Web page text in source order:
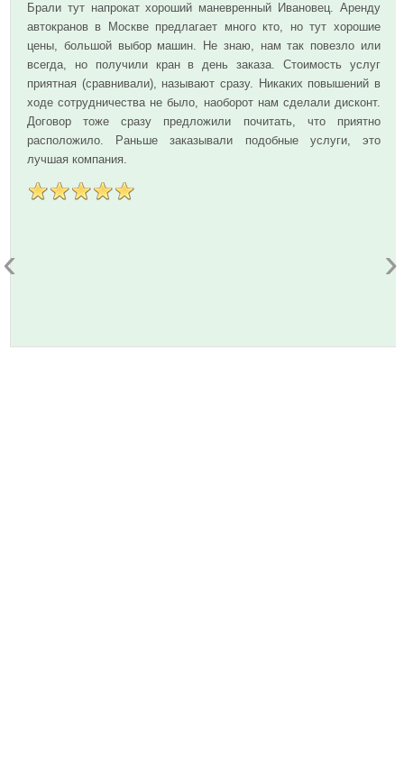
Брали тут напрокат хороший маневренный Ивановец. Аренду
автокранов в Москве предлагает много кто, но тут хорошие
цены, большой выбор машин. Не знаю, нам так повезло или
всегда, но получили кран в день заказа. Стоимость услуг
приятная (сравнивали), называют сразу. Никаких повышений в
ходе сотрудничества не было, наоборот нам сделали дисконт.
Договор тоже сразу предложили почитать, что приятно
расположило. Раньше заказывали подобные услуги, это
лучшая компания.
‹ ›